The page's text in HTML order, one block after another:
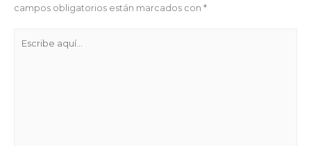
campos obligatorios están marcados con *
aquí...